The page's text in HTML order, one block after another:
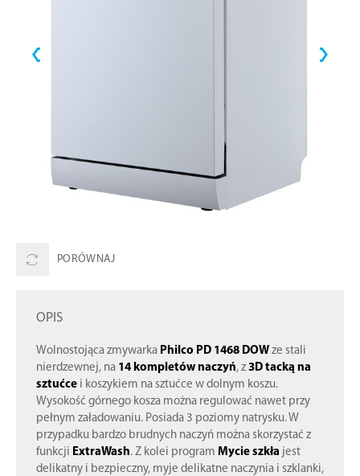
PORÓWNAJ
OPIS
Wolnostojąca zmywarka Philco PD 1468 DOW ze stali
nierdzewnej, na 14 kompletów naczyń, z 3D tacką na
sztućce i koszykiem na sztućce w dolnym koszu.
Wysokość górnego kosza można regulować nawet przy
pełnym załadowaniu. Posiada 3 poziomy natrysku. W
przypadku bardzo brudnych naczyń można skorzystać z
funkcji ExtraWash. Z kolei program Mycie szkła jest
delikatny i bezpieczny, myje delikatne naczynia i szklanki,